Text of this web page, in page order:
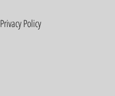
Privacy Policy